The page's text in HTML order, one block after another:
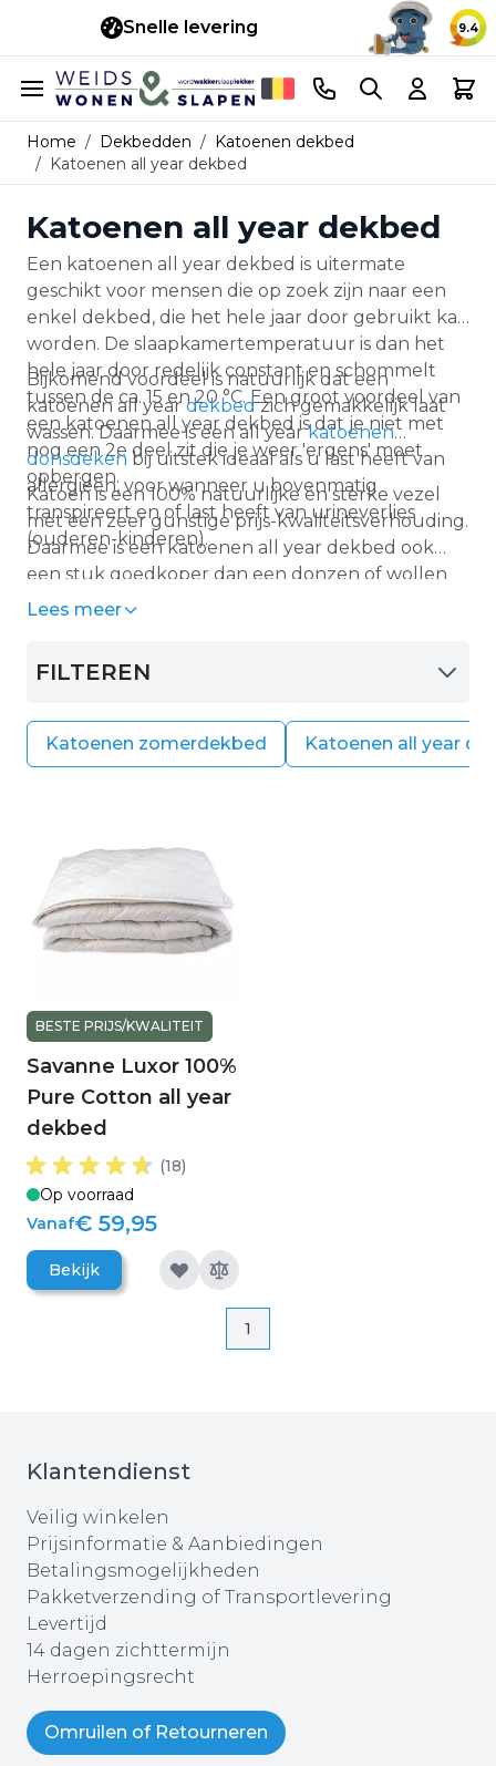
Snelle levering 14
9.4
Ga naar de inhoud
Telefoonnummer
Search Cart
Home / Dekbedden / Katoenen dekbed
/ Katoenen all year dekbed
Katoenen all year dekbed
Een katoenen all year dekbed is uitermate
geschikt voor mensen die op zoek zijn naar een
enkel dekbed, die het hele jaar door gebruikt kan
worden. De slaapkamertemperatuur is dan het
hele jaar door redelijk constant en schommelt
tussen de ca. 15 en 20 °C. Een groot voordeel van
een katoenen all year dekbed is dat je niet met
nog een 2e deel zit die je weer 'ergens' moet
opbergen.
Bijkomend voordeel is natuurlijk dat een
katoenen all year dekbedzich gemakkelijk laat
wassen. Daarmee is een all yearkatoenen
donsdeken bij uitstek ideaal als u last heeft van
allergieën, voor wanneer u bovenmatig
transpireert en of last heeft van urineverlies
(ouderen-kinderen).
Katoen is een 100% natuurlijke én sterke vezel
met een zeer gunstige prijs-kwaliteitsverhouding.
Daarmee is een katoenen all year dekbed ook
een stuk goedkoper dan een donzen of wollen
dekbed. Een katoenen all year dekbed is wel wat
weer lichter dan een wollen zomerdekbed.
Lees meer
FILTEREN
Katoenen zomerdekbed Katoenen all year
BESTE PRIJS/KWALITEIT
Savanne Luxor 100%
Pure Cotton all year
dekbed
(18)
Op voorraad
Vanaf€ 59,95
Bekijk
Pagina
Pagina
1
Klantendienst
Veilig winkelen
Prijsinformatie & Aanbiedingen
Betalingsmogelijkheden
Pakketverzending of Transportlevering
Levertijd
14 dagen zichttermijn
Herroepingsrecht
Omruilen of Retourneren